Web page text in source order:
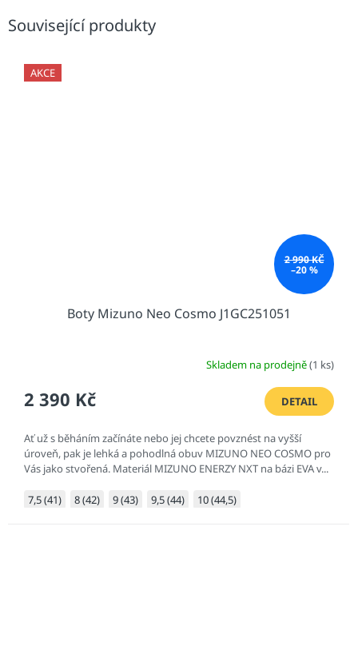
Související produkty
AKCE
2 990 KČ
–20 %
Boty Mizuno Neo Cosmo J1GC251051
Skladem na prodejně(1 ks)
2 390 Kč DETAIL
Ať už s běháním začínáte nebo jej chcete povznést na vyšší
úroveň, pak je lehká a pohodlná obuv MIZUNO NEO COSMO pro
Vás jako stvořená. Materiál MIZUNO ENERZY NXT na bázi EVA v...
7,5 (41) 8 (42) 9 (43) 9,5 (44) 10 (44,5)